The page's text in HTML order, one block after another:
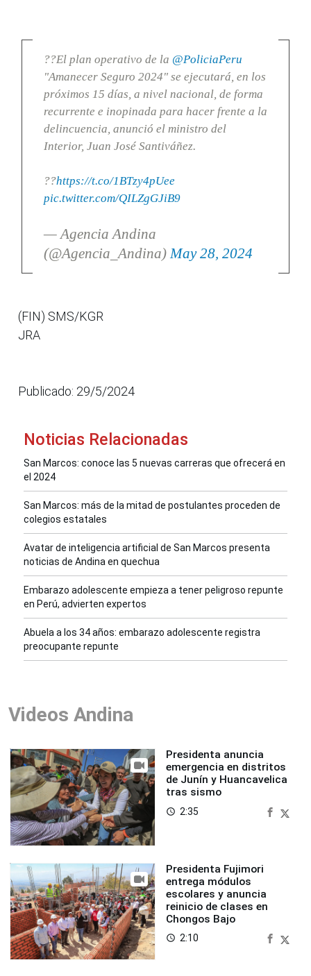
??El plan operativo de la @PoliciaPeru
"Amanecer Seguro 2024" se ejecutará, en los
próximos 15 días, a nivel nacional, de forma
recurrente e inopinada para hacer frente a la
delincuencia, anunció el ministro del
Interior, Juan José Santiváñez.
??https://t.co/1BTzy4pUee
pic.twitter.com/QILZgGJiB9
— Agencia Andina
(@Agencia_Andina) May 28, 2024
(FIN) SMS/KGR
JRA
Publicado: 29/5/2024
Noticias Relacionadas
San Marcos: conoce las 5 nuevas carreras que ofrecerá en
el 2024
San Marcos: más de la mitad de postulantes proceden de
colegios estatales
Avatar de inteligencia artificial de San Marcos presenta
noticias de Andina en quechua
Embarazo adolescente empieza a tener peligroso repunte
en Perú, advierten expertos
Abuela a los 34 años: embarazo adolescente registra
preocupante repunte
Videos Andina
Presidenta anuncia
emergencia en distritos
de Junín y Huancavelica
tras sismo
access_time 2:35
Presidenta Fujimori
entrega módulos
escolares y anuncia
reinicio de clases en
Chongos Bajo
access_time 2:10